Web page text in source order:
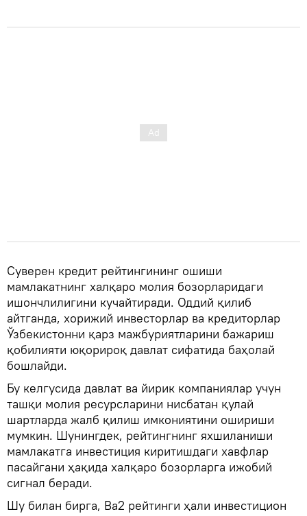
Суверен кредит рейтингининг ошиши
мамлакатнинг халқаро молия бозорларидаги
ишончлилигини кучайтиради. Оддий қилиб
айтганда, хорижий инвесторлар ва кредиторлар
Ўзбекистонни қарз мажбуриятларини бажариш
қобилияти юқорироқ давлат сифатида баҳолай
бошлайди.
Бу келгусида давлат ва йирик компаниялар учун
ташқи молия ресурсларини нисбатан қулай
шартларда жалб қилиш имкониятини ошириши
мумкин. Шунингдек, рейтингнинг яхшиланиши
мамлакатга инвестиция киритишдаги хавфлар
пасайгани ҳақида халқаро бозорларга ижобий
сигнал беради.
Шу билан бирга, Ba2 рейтинги ҳали инвестицион